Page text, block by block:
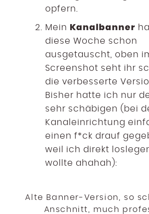
opfern.
Mein Kanalbanner
diese Woche schon
ausgetauscht, oben
Screenshot seht ihr
die verbesserte
Bisher hatte ich nur
sehr schäbigen (bei
Kanaleinrichtung
einen f*ck drauf
weil ich direkt
wollte ahahah):
Alte Banner-Version, so
Anschnitt, much